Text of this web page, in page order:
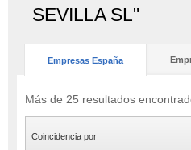
SEVILLA SL"
Empresas España
Más de 25 resultados
Coincidencia por